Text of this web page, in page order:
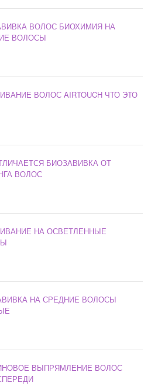
ВОЛОС БИОХИМИЯ НА
ВОЛОСЫ
ВОЛОС AIRTOUCH ЧТО ЭТО
БИОЗАВИВКА ОТ
ВОЛОС
НА ОСВЕТЛЕННЫЕ
НА СРЕДНИЕ ВОЛОСЫ
ВЫПРЯМЛЕНИЕ ВОЛОС